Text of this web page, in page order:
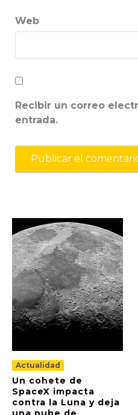
Web
Recibir un correo
entrada.
Actualidad
Un cohete de
SpaceX impacta
contra la Luna y deja